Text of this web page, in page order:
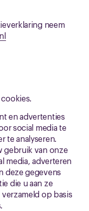
neem
en advertenties
social media te
te analyseren.
gebruik van onze
media, adverteren
deze gegevens
die u aan ze
op basis